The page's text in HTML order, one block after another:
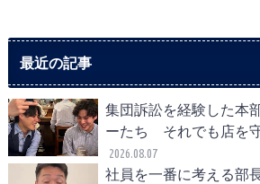
最近の記事
集団訴訟を経験した本
ーたち それでも店を
2026.08.07
社員を一番に考える部